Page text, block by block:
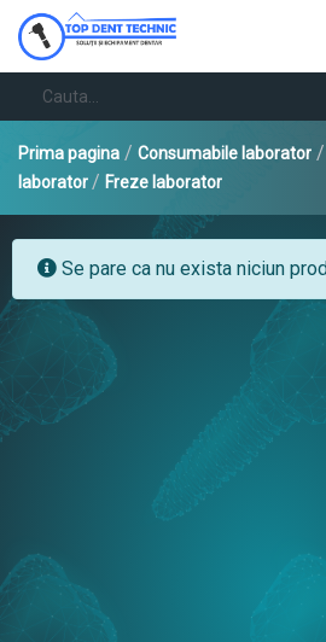
Prima pagina / Consumabile laborator /
laborator/ Freze laborator
Se pare ca nu exista niciun